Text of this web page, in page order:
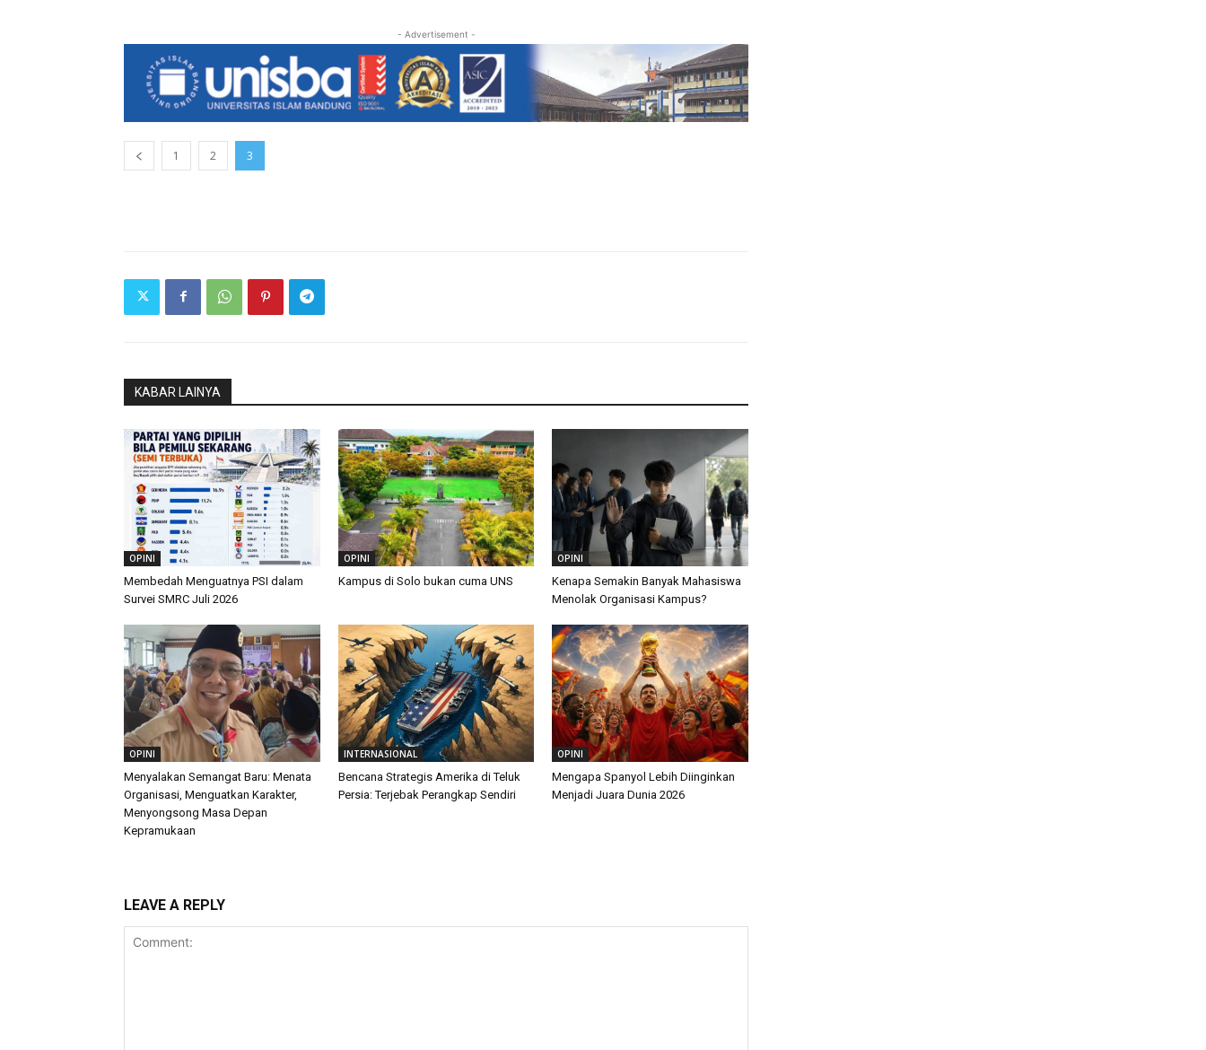
- Advertisement -
1 2 3
KABAR LAINYA
OPINI
Membedah Menguatnya PSI dalam
Survei SMRC Juli 2026
OPINI
Kampus di Solo bukan cuma UNS
OPINI
Kenapa Semakin Banyak Mahasiswa
Menolak Organisasi Kampus?
OPINI
Menyalakan Semangat Baru: Menata
Organisasi, Menguatkan Karakter,
Menyongsong Masa Depan
Kepramukaan
INTERNASIONAL
Bencana Strategis Amerika di Teluk
Persia: Terjebak Perangkap Sendiri
OPINI
Mengapa Spanyol Lebih Diinginkan
Menjadi Juara Dunia 2026
LEAVE A REPLY